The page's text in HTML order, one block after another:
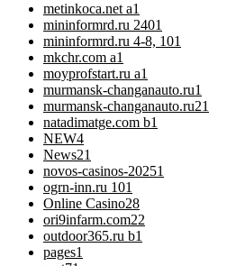
metinkoca.net a1
mininformrd.ru 2401
mininformrd.ru 4-8, 101
mkchr.com a1
moyprofstart.ru a1
murmansk-changanauto.ru1
murmansk-changanauto.ru21
natadimatge.com b1
NEW4
News21
novos-casinos-20251
ogrn-inn.ru 101
Online Casino28
ori9infarm.com22
outdoor365.ru b1
pages1